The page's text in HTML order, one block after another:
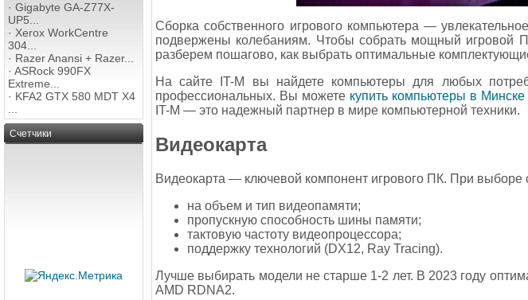
· Gigabyte GA-Z77X-
UP5...
· Xerox WorkCentre
304...
· Razer Anansi + Razer...
· ASRock 990FX
Extreme...
· KFA2 GTX 580 MDT X4
Счетчики
Сборка собственного игрового компьютера —
подвержены колебаниям. Чтобы собрать мощный игровой
разберем пошагово, как выбрать оптимальные
На сайте IT-M вы найдете компьютеры для любых
профессиональных. Вы можете купить компьютеры в Минске
IT-M — это надежный партнер в мире компьютерной техники.
Видеокарта
Видеокарта — ключевой компонент игрового ПК. При выборе
на объем и тип видеопамяти;
пропускную способность шины памяти;
тактовую частоту видеопроцессора;
поддержку технологий (DX12, Ray Tracing).
Лучше выбирать модели не старше 1-2 лет. В 2023 году
AMD RDNA2.